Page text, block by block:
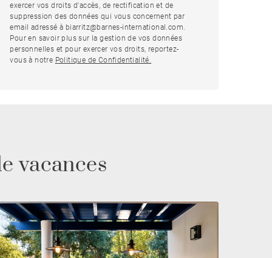
exercer vos droits d'accès, de rectification et de
suppression des données qui vous concernent par
email adressé à biarritz@barnes-international.com.
Pour en savoir plus sur la gestion de vos données
personnelles et pour exercer vos droits, reportez-
vous à notre Politique de Confidentialité.
vacances